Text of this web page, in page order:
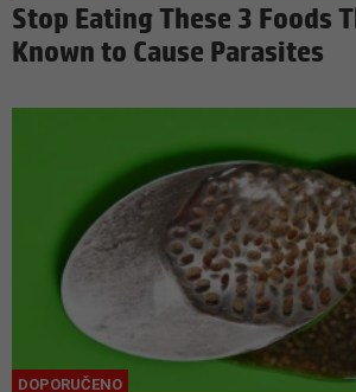
Stop Eating These 3 Foods
Known to Cause Parasites